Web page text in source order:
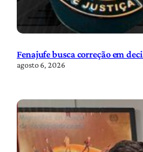
Fenajufe busca correção em
agosto 6, 2026